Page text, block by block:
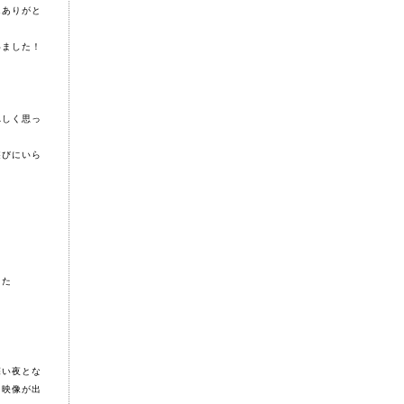
りがと
した！
く思っ
にいら
夜とな
像が出